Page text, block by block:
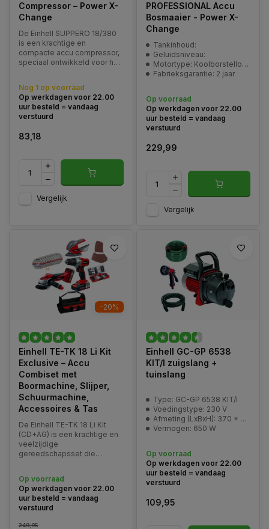
Compressor – Power X-
Change
De Einhell SUPPERO 18/380
is een krachtige en
compacte accu compressor,
speciaal ontwikkeld voor het
luchtbedden, opblaasboten
en andere opblaasbare
producten.
Nog 1 op voorraad
Op werkdagen voor 22.00
uur besteld = vandaag
verstuurd
83,18
Vergelijk
PROFESSIONAL Accu
Bosmaaier - Power X-
Change
Tankinhoud:
Geluidsniveau:
Motortype: Koolborstelloos
Fabrieksgarantie: 2 jaar
Op voorraad
Op werkdagen voor 22.00
uur besteld = vandaag
verstuurd
229,99
Vergelijk
-20%
Einhell TE-TK 18 Li Kit
Exclusive – Accu
Combiset met
Boormachine, Slijper,
Schuurmachine,
Accessoires & Tas
De Einhell TE-TK 18 Li Kit
(CD+AG) is een krachtige en
veelzijdige
gereedschapsset die
Change gereedschappen: de
TE-CD 18/2 Li boor- en
schroefmachine en de TE-
AG 18 Li haakse slijper.
Op voorraad
Op werkdagen voor 22.00
uur besteld = vandaag
verstuurd
249,95
Einhell GC-GP 6538
KIT/I zuigslang +
tuinslang
Type: GC-GP 6538 KIT/I
Voedingstype: 230 V
Afmeting (LxBxH): 370 x 285 x 165 mm
Vermogen: 650 W
Op voorraad
Op werkdagen voor 22.00
uur besteld = vandaag
verstuurd
109,95